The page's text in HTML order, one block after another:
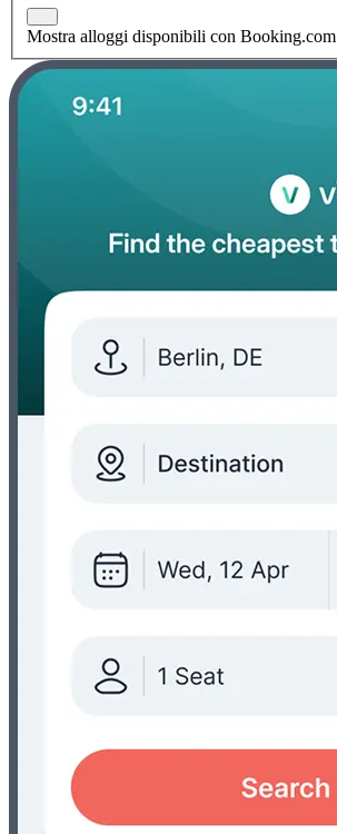
Mostra alloggi disponibili con Booking.com